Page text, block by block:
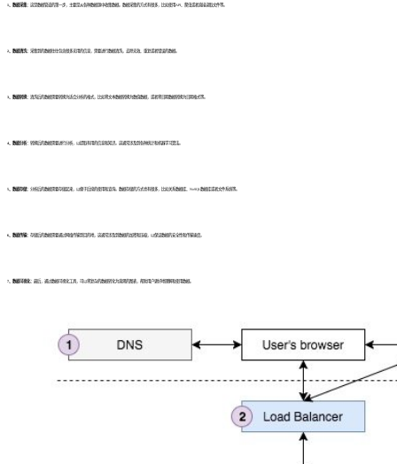
1、数据采集： 这是数据管道的第一步，主要是从各种数据源中收集数据。数据采集的方式有很多，比如使用API、爬虫或者直接读取文件等。
2、数据清洗： 采集到的数据往往包含很多无用的信息，需要进行数据清洗，去除无效、重复或者错误的数据。
3、数据转换： 清洗后的数据需要转换为适合分析的格式，比如将文本数据转换为数值数据，或者将日期数据转换为日期格式等。
4、数据分析： 转换后的数据需要进行分析，以提取有用的信息和知识。这通常涉及到各种统计和机器学习算法。
5、数据存储： 分析后的数据需要存储起来，以便于后续的使用和查询。数据存储的方式也有很多，比如关系数据库、NoSQL数据库或者文件系统等。
6、数据传输： 存储后的数据需要通过网络传输到目的地，这通常涉及到数据的加密和压缩，以保证数据的安全性和传输速度。
7、数据可视化： 最后，通过数据可视化工具，可以将复杂的数据转化为直观的图表，帮助用户更好地理解和使用数据。